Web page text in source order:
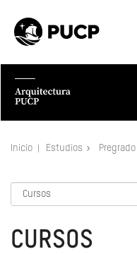
Inicio Estudios Pregrado
CURSOS